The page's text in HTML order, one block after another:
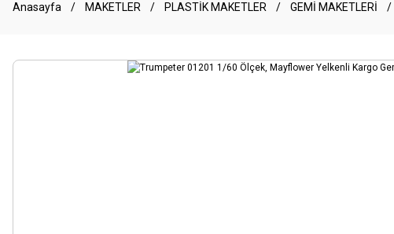
Anasayfa MAKETLER PLASTİK MAKETLER GEMİ MAKETLERİ